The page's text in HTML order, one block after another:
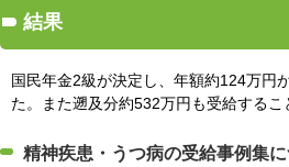
結果
国民年金2級が決定し、年額約124万円
た。また遡及分約532万円も受給するこ
精神疾患・うつ病の受給事例集